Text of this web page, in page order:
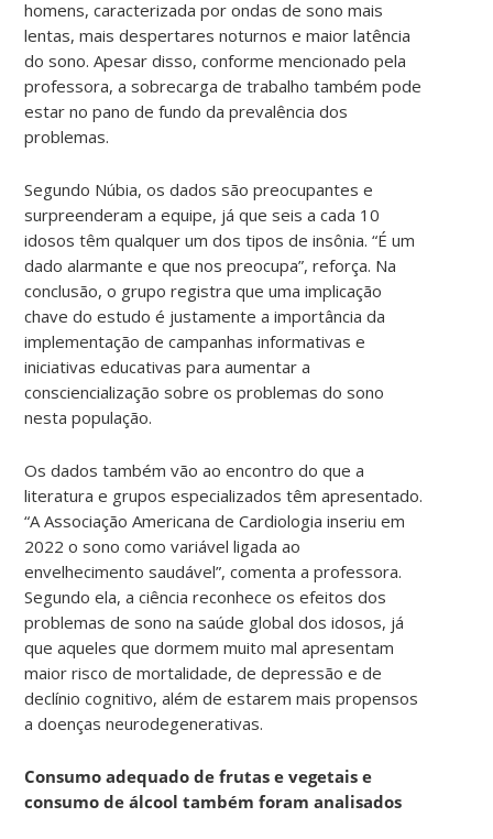
homens, caracterizada por ondas de sono mais
lentas, mais despertares noturnos e maior latência
do sono. Apesar disso, conforme mencionado pela
professora, a sobrecarga de trabalho também pode
estar no pano de fundo da prevalência dos
problemas.
Segundo Núbia, os dados são preocupantes e
surpreenderam a equipe, já que seis a cada 10
idosos têm qualquer um dos tipos de insônia. “É um
dado alarmante e que nos preocupa”, reforça. Na
conclusão, o grupo registra que uma implicação
chave do estudo é justamente a importância da
implementação de campanhas informativas e
iniciativas educativas para aumentar a
consciencialização sobre os problemas do sono
nesta população.
Os dados também vão ao encontro do que a
literatura e grupos especializados têm apresentado.
“A Associação Americana de Cardiologia inseriu em
2022 o sono como variável ligada ao
envelhecimento saudável”, comenta a professora.
Segundo ela, a ciência reconhece os efeitos dos
problemas de sono na saúde global dos idosos, já
que aqueles que dormem muito mal apresentam
maior risco de mortalidade, de depressão e de
declínio cognitivo, além de estarem mais propensos
a doenças neurodegenerativas.
Consumo adequado de frutas e vegetais e
consumo de álcool também foram analisados